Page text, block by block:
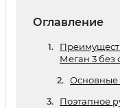
Оглавление
Меган 3 без
Основные
Поэтапное